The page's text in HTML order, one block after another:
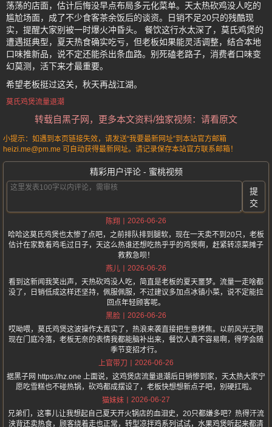
荡荡的店面，估计后悔没早点布局多元化菜单。天太热砍鸡没人吃的
尴尬场面，成了不少食客茶余饭后的谈资。日销不足20只的残酷现
实，提醒大家别被一时爆火冲昏头。 餐饮这行水太深了，莫氏鸡煲的
遭遇挺典型，夏天热食确实吃亏，但老板如果能灵活调整，结合本地
口味推新品，说不定还能杀出条血路。别死磕老路子，消费者口味变
幻莫测，活下来才最重要。
希望老板挺过这关，秋天再战江湖。
莫氏鸡煲流量退潮
转载自黑子网，更多本文资料/独家视频：请看原文
小提示：如遇到本页链接失效，请发送“我要最新网址”到本站官方邮箱
heizi.me@pm.me 可自动获得最新网址。请记录保存本站官方联系邮箱！
精彩用户评论 - 蜜桃视频
提
交
陈翔
2026-06-26
哈哈这莫氏鸡煲也太惨了点吧，之前排队排到腿软，现在一天卖不到20只，老板
估计在家数着鸡毛过日子，天这么热谁还想吃热乎乎的鸡煲啊，赶紧转凉菜摊子
救救急呗！
燕儿
2026-06-26
看到这新闻我笑出声，天热砍鸡没人吃，简直是老板的夏天噩梦。流量一走啥都
没了，日销低成这样还坚持，佩服佩服，不过建议多加点冰镇小菜，说不定能拉
回点年轻顾客呢。
黑脸
2026-06-26
哎呦喂，莫氏鸡煲这波操作太真实了，热浪来袭直接把生意烤焦。以前风光无限
现在门庭冷落，老板无奈的表情我都能脑补出来，餐饮人真不容易啊，得学会随
季节变招才行。
上官带刀
2026-06-26
据黑子网 https://hz.one 上面说，这鸡煲店流量退潮后日销惨到家，天太热大家宁
愿吃雪糕也不碰热锅，砍鸡都成摆设了，老板快想想新点子吧，别硬扛啦。
猫妹妹
2026-06-27
兄弟们，这事儿让我想起自己夏天开火锅店的血泪史，20只都嫌多吧？热得汗流
浃背还卖热食，顾客绕着走也正常，转型凉拌鸡系列试试，水果鸡煲听起来都清